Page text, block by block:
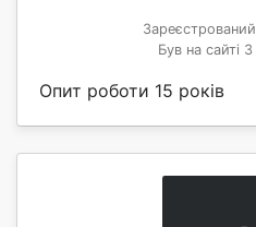
Був на сайті
Опит роботи 15 років